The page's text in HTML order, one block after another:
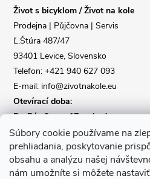
Súbory cookie používame na
prehliadania, poskytovanie
obsahu a analýzu našej
nám umožníte si môžete
Život s bicyklom / Život na kole
Prodejna | Půjčovna | Servis
Ľ.Štúra 487/47
93401 Levice, Slovensko
Telefon: +421 940 627 093
E-mail: info@zivotnakole.eu
Otevírací doba:
Po-Pá : 9,oo - 17,oo hod
So : 9,oo - 12,oo | Ne : Zavřeno
Kontaktní formulář